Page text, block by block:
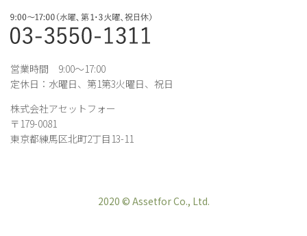
営業時間 9:00～17:00
定休日：水曜日、第1第3火曜日、祝日
株式会社アセットフォー
〒179-0081
東京都練馬区北町2丁目13-11
2020 © Assetfor Co., Ltd.